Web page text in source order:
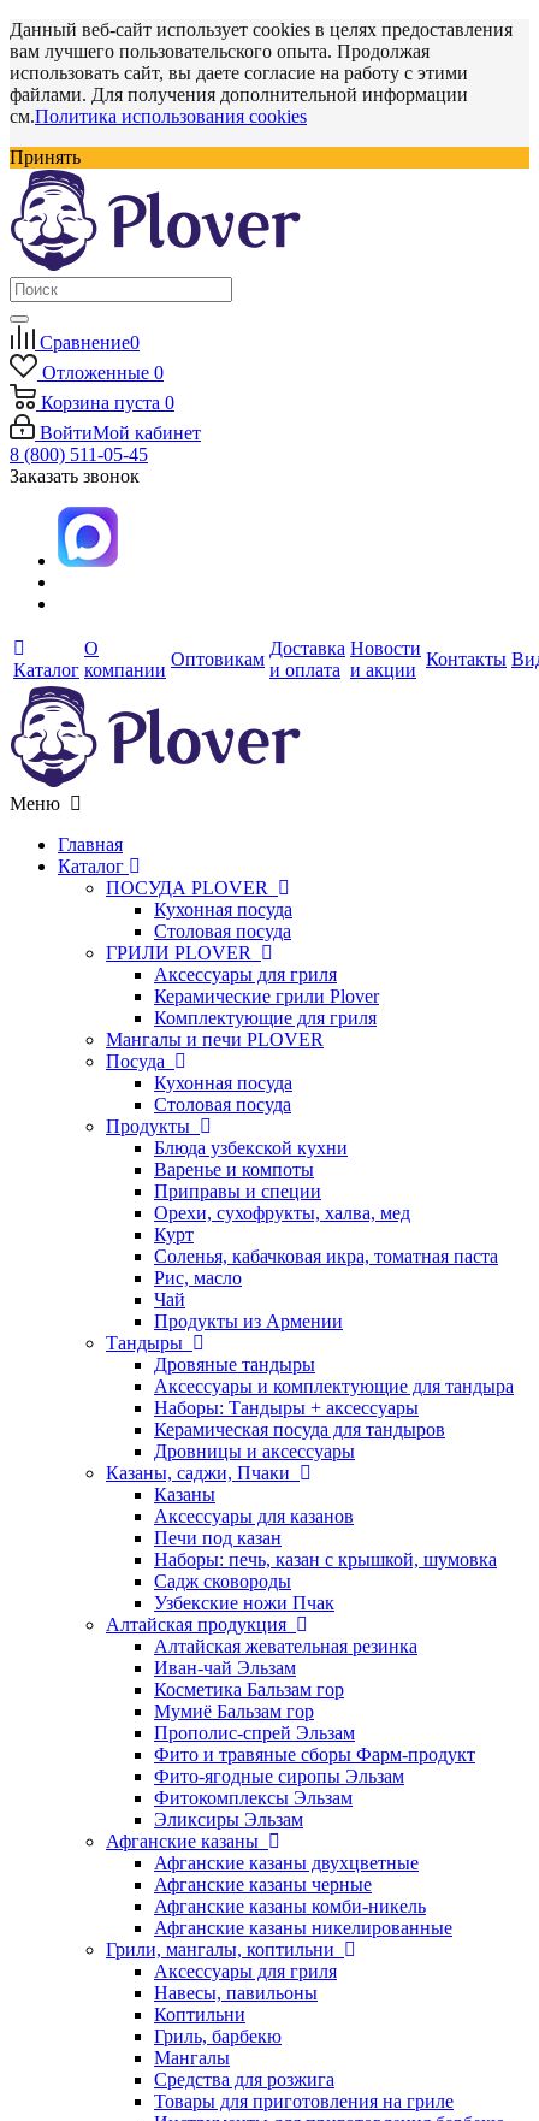
Данный веб-сайт использует cookies в целях предоставления
вам лучшего пользовательского опыта. Продолжая
использовать сайт, вы даете согласие на работу с этими
файлами. Для получения дополнительной информации
см.Политика использования cookies
Принять
Сравнение0
Отложенные 0
Корзина пуста 0
ВойтиМой кабинет
8 (800) 511-05-45
Заказать звонок
Каталог
О
компании
Оптовикам
Доставка
и оплата
Новости
и акции
Контакты
Меню
Главная
Каталог
ПОСУДА PLOVER
Кухонная посуда
Столовая посуда
ГРИЛИ PLOVER
Аксессуары для гриля
Керамические грили Plover
Комплектующие для гриля
Мангалы и печи PLOVER
Посуда
Кухонная посуда
Столовая посуда
Продукты
Блюда узбекской кухни
Варенье и компоты
Приправы и специи
Орехи, сухофрукты, халва, мед
Курт
Соленья, кабачковая икра, томатная паста
Рис, масло
Чай
Продукты из Армении
Тандыры
Дровяные тандыры
Аксессуары и комплектующие для тандыра
Наборы: Тандыры + аксессуары
Керамическая посуда для тандыров
Дровницы и аксессуары
Казаны, саджи, Пчаки
Казаны
Аксессуары для казанов
Печи под казан
Наборы: печь, казан с крышкой, шумовка
Садж сковороды
Узбекские ножи Пчак
Алтайская продукция
Алтайская жевательная резинка
Иван-чай Эльзам
Косметика Бальзам гор
Мумиё Бальзам гор
Прополис-спрей Эльзам
Фито и травяные сборы Фарм-продукт
Фито-ягодные сиропы Эльзам
Фитокомплексы Эльзам
Эликсиры Эльзам
Афганские казаны
Афганские казаны двухцветные
Афганские казаны черные
Афганские казаны комби-никель
Афганские казаны никелированные
Грили, мангалы, коптильни
Аксессуары для гриля
Навесы, павильоны
Коптильни
Гриль, барбекю
Мангалы
Средства для розжига
Товары для приготовления на гриле